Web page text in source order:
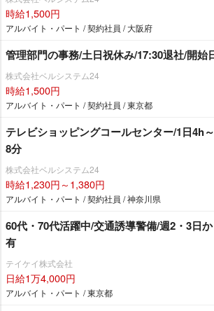
時給1,500円
アルバイト・パート / 契約社員 / 大阪府
管理部門の事務/土日祝休み/17:30退社/開始
株式会社ベルシステム24
時給1,500円
アルバイト・パート / 契約社員 / 東京都
テレビショッピングコールセンター/1日4h
8分
株式会社ベルシステム24
時給1,230円～1,380円
アルバイト・パート / 契約社員 / 神奈川県
60代・70代活躍中/交通誘導警備/週2・3日
有
テイケイ株式会社
日給1万4,000円
アルバイト・パート / 東京都